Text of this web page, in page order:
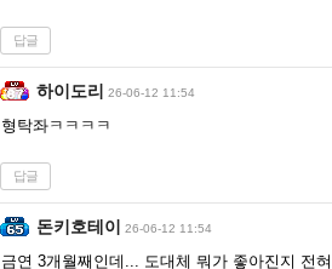
답글
하이도리 26-06-12 11:54
형탁좌ㅋㅋㅋㅋ
답글
돈키호테이 26-06-12 11:54
금연 3개월째인데... 도대체 뭐가 좋아진지 전